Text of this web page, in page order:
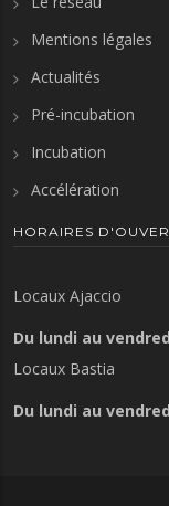
Mentions légales
Actualités
Pré-incubation
Incubation
Accélération
HORAIRES
Locaux Ajaccio
Du lundi au
Locaux Bastia
Du lundi au